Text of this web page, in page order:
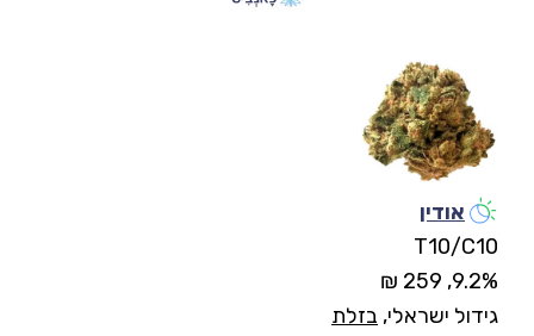
אודין
T10/C10
9.2%, 259 ₪
גידול ישראלי, בזלת